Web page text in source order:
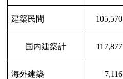
建築民間 105,570
国内建築計 117,877
海外建築 7,116